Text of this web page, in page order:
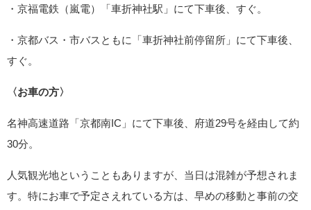
・京福電鉄（嵐電）「車折神社駅」にて下車後、すぐ。
・京都バス・市バスともに「車折神社前停留所」にて下車後、
すぐ。
〈お車の方〉
名神高速道路「京都南IC」にて下車後、府道29号を経由して約
30分。
人気観光地ということもありますが、当日は混雑が予想されま
す。特にお車で予定さえれている方は、早めの移動と事前の交